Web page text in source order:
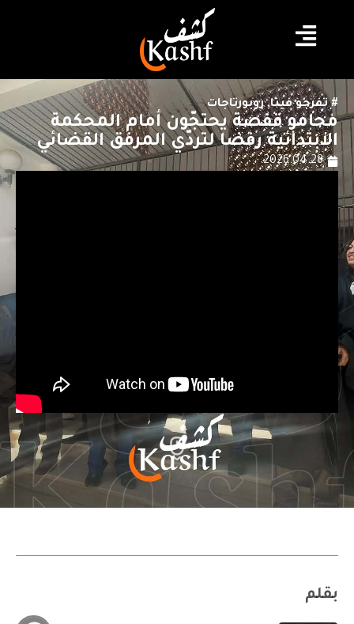
# تفرجو فينا,روبورتاجات
محامو قفصة يحتجّون أمام المحكمة
الابتدائية رفضا لتردّي المرفق القضائي
2026.04.28
بقلم